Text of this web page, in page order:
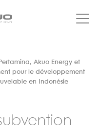
Akuo Energy et
pour le développement
en Indonésie